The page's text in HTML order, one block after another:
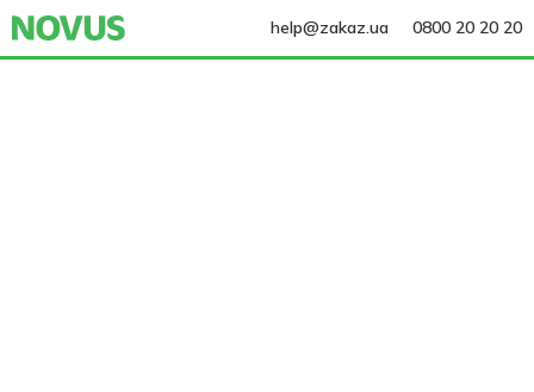
help@zakaz.ua 0800 20 20 20